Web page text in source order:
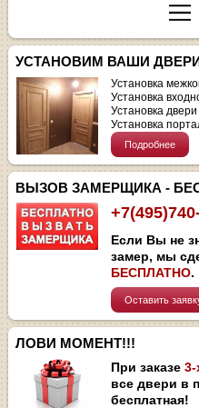
УСТАНОВИМ ВАШИ
Установка
Установка
Установка
Установка
Подробнее
ВЫЗОВ ЗАМЕРЩИКА -
Если Вы не
замер, мы
БЕСПЛАТНО.
Оставить
ЛОВИ МОМЕНТ!!!
При заказе
все двери в
бесплатная!